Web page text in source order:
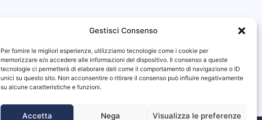
Gestisci Consenso
Per fornire le migliori esperienze, utilizziamo tecnologie come i cookie per
memorizzare e/o accedere alle informazioni del dispositivo. Il consenso a queste
tecnologie ci permetterà di elaborare dati come il comportamento di navigazione o ID
unici su questo sito. Non acconsentire o ritirare il consenso può influire negativamente
su alcune caratteristiche e funzioni.
Accetta Nega Visualizza le preferenze